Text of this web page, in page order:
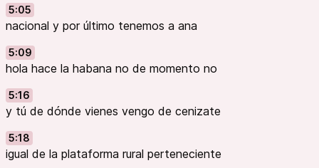
5:05
nacional y por último tenemos a ana
5:09
hola hace la habana no de momento no
5:16
y tú de dónde vienes vengo de cenizate
5:18
igual de la plataforma rural perteneciente